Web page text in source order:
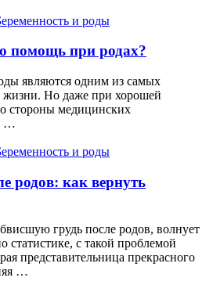
и роды
помощь при родах?
являются одним из самых
жизни. Но даже при хорошей
стороны медицинских
…
и роды
родов: как вернуть
грудь после родов, волнует
с такой проблемой
представительница прекрасного
…